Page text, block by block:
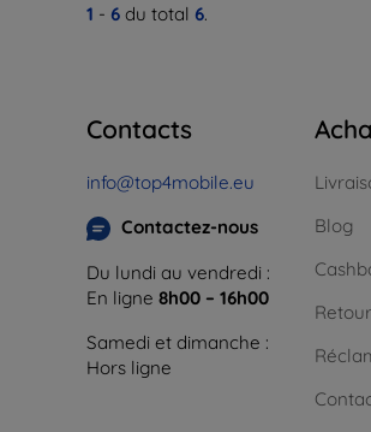
1 - 6 du total 6.
Contacts
info@top4mobile.eu
Contactez-nous
Du lundi au vendredi :
En ligne 8h00 – 16h00
Samedi et dimanche :
Hors ligne
Blog